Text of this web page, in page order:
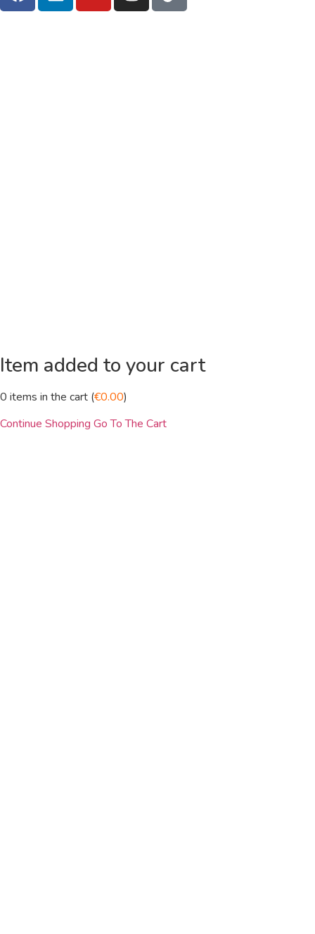
Item added to your cart
0 items in the cart (€0.00)
Continue Shopping Go To The Cart